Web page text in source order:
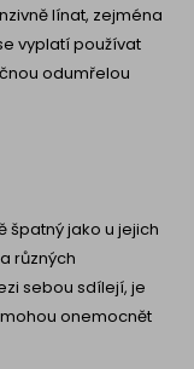
línat, zejména
vyplatí používat
odumřelou
špatný jako u jejich
různých
sebou sdílejí, je
onemocnět